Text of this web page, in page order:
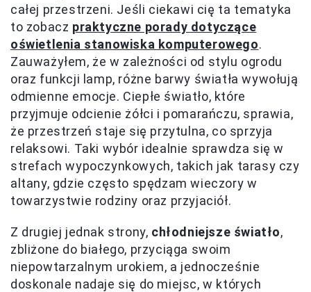
całej przestrzeni. Jeśli ciekawi cię ta tematyka
to zobacz praktyczne porady dotyczące
oświetlenia stanowiska komputerowego.
Zauważyłem, że w zależności od stylu ogrodu
oraz funkcji lamp, różne barwy światła wywołują
odmienne emocje. Ciepłe światło, które
przyjmuje odcienie żółci i pomarańczu, sprawia,
że przestrzeń staje się przytulna, co sprzyja
relaksowi. Taki wybór idealnie sprawdza się w
strefach wypoczynkowych, takich jak tarasy czy
altany, gdzie często spędzam wieczory w
towarzystwie rodziny oraz przyjaciół.
Z drugiej jednak strony, chłodniejsze światło,
zbliżone do białego, przyciąga swoim
niepowtarzalnym urokiem, a jednocześnie
doskonale nadaje się do miejsc, w których